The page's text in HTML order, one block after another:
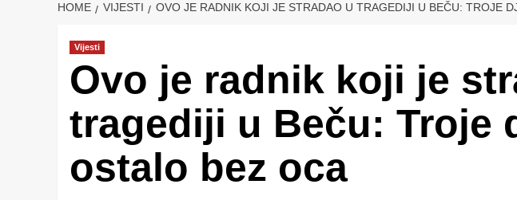
HOME VIJESTI OVO JE RADNIK KOJI JE STRADAO U TRAGEDIJI U BEČU: TROJE
Vijesti
Ovo je radnik koji je
tragediji u Beču: Troje
ostalo bez oca